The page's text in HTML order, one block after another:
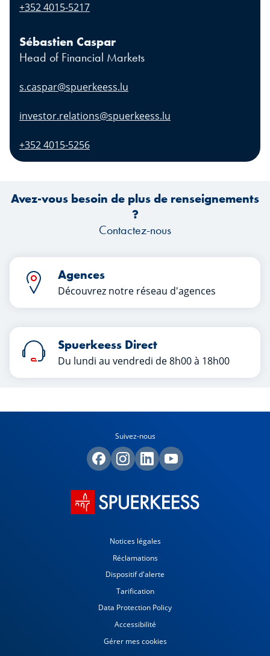
+352 4015-5217
Sébastien Caspar
Head of Financial Markets
s.caspar@spuerkeess.lu
investor.relations@spuerkeess.lu
+352 4015-5256
Avez-vous besoin de plus de renseignements
?
Contactez-nous
Agences
Découvrez notre réseau d'agences
Spuerkeess Direct
Du lundi au vendredi de 8h00 à 18h00
Suivez-nous
Notices légales
Réclamations
Dispositif d'alerte
Tarification
Data Protection Policy
Accessibilité
Gérer mes cookies